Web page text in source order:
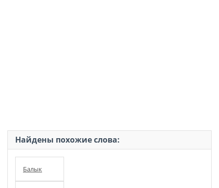
Найдены похожие слова:
Балык